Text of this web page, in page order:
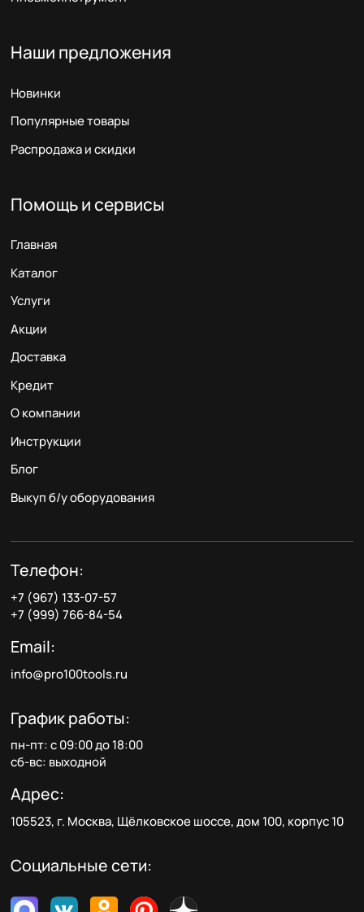
Наши предложения
Новинки
Популярные товары
Распродажа и скидки
Помощь и сервисы
Главная
Каталог
Услуги
Акции
Доставка
Кредит
О компании
Инструкции
Блог
Выкуп б/у оборудования
Телефон:
+7 (967) 133-07-57
+7 (999) 766-84-54
Email:
info@pro100tools.ru
График работы:
пн-пт: с 09:00 до 18:00
сб-вс: выходной
Адрес:
105523, г. Москва, Щёлковское шоссе, дом 100, корпус 10
Социальные сети: